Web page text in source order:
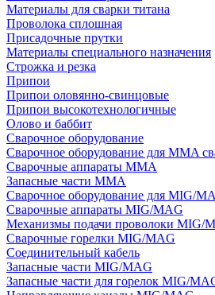
Материалы для сварки титана
Проволока сплошная
Присадочные прутки
Материалы специального назначения
Строжка и резка
Припои
Припои оловянно-свинцовые
Припои высокотехнологичные
Олово и баббит
Сварочное оборудование
Сварочное оборудование для MMA
Сварочные аппараты MMA
Запасные части MMA
Сварочное оборудование для MIG/
Сварочные аппараты MIG/MAG
Механизмы подачи проволоки MIG/
Сварочные горелки MIG/MAG
Соединительный кабель
Запасные части MIG/MAG
Запасные части для горелок MIG/